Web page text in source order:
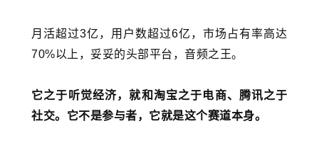
月活超过3亿，用户数超过6亿，市场占有率高达
70%以上，妥妥的头部平台，音频之王。
它之于听觉经济，就和淘宝之于电商、腾讯之于
社交。它不是参与者，它就是这个赛道本身。